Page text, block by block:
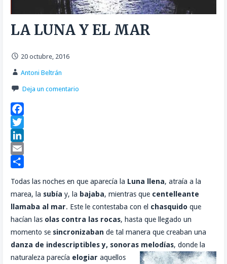
LA LUNA Y EL MAR
20 octubre, 2016
Antoni Beltrán
Deja un comentario
F
a
c
e
T
w
L
n
E
Todas las noches en que aparecía la Luna llena, atraía a la
marea, la subía y, la bajaba, mientras que centelleante
llamaba al mar. Este le contestaba con el chasquidoque
hacían las olas contra las rocas, hasta que llegado un
momento se sincronizaban de tal manera que creaban una
danza de indescriptibles y, sonoras melodías, donde la
naturaleza parecía elogiar aquellos